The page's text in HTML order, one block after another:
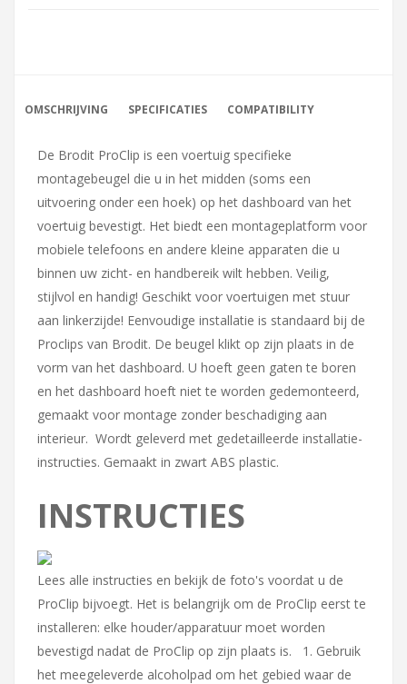
OMSCHRIJVING SPECIFICATIES COMPATIBILITY
De Brodit ProClip is een voertuig specifieke
montagebeugel die u in het midden (soms een
uitvoering onder een hoek) op het dashboard van het
voertuig bevestigt. Het biedt een montageplatform voor
mobiele telefoons en andere kleine apparaten die u
binnen uw zicht- en handbereik wilt hebben. Veilig,
stijlvol en handig! Geschikt voor voertuigen met stuur
aan linkerzijde! Eenvoudige installatie is standaard bij de
Proclips van Brodit. De beugel klikt op zijn plaats in de
vorm van het dashboard. U hoeft geen gaten te boren
en het dashboard hoeft niet te worden gedemonteerd,
gemaakt voor montage zonder beschadiging aan
interieur. Wordt geleverd met gedetailleerde installatie-
instructies. Gemaakt in zwart ABS plastic.
INSTRUCTIES
Lees alle instructies en bekijk de foto's voordat u de
ProClip bijvoegt. Het is belangrijk om de ProClip eerst te
installeren: elke houder/apparatuur moet worden
bevestigd nadat de ProClip op zijn plaats is. 1. Gebruik
het meegeleverde alcoholpad om het gebied waar de